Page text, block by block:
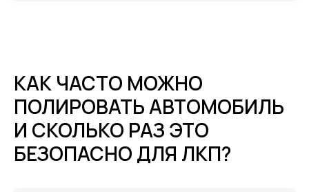
КАК ЧАСТО МОЖНО
ПОЛИРОВАТЬ АВТОМОБИЛЬ
И СКОЛЬКО РАЗ ЭТО
БЕЗОПАСНО ДЛЯ ЛКП?